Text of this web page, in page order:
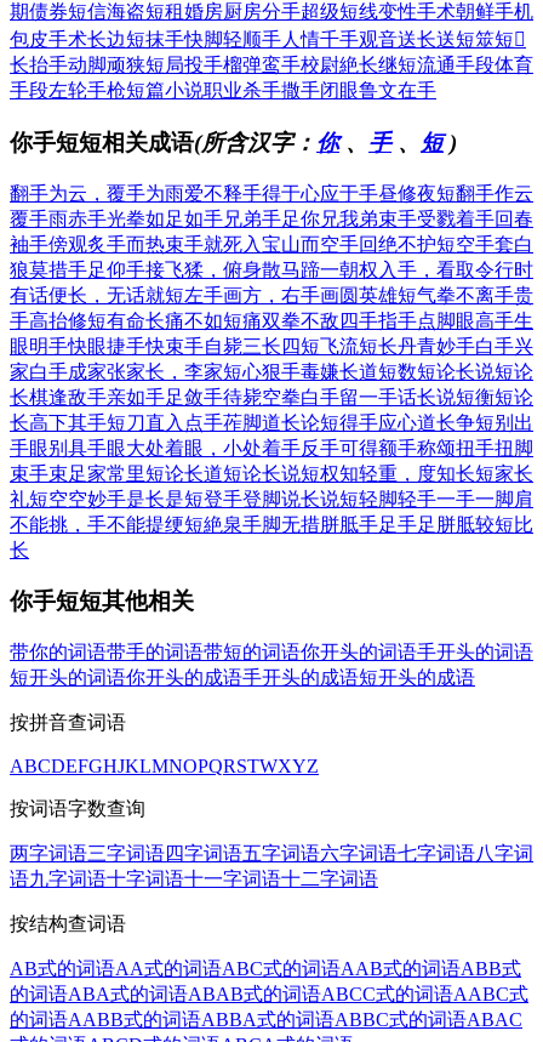
期债券短信海盗短租婚房厨房分手超级短线变性手术朝鲜手机
包皮手术长边短抹手快脚轻顺手人情千手观音送长送短筮短
长抬手动脚顽狭短局投手榴弹鸾手校尉絶长继短流通手段体育
手段左轮手枪短篇小说职业杀手撒手闭眼鲁文在手
你手短短相关成语(所含汉字： 你、 手、 短)
翻手为云，覆手为雨爱不释手得于心应于手昼修夜短翻手作云
覆手雨赤手光拳如足如手兄弟手足你兄我弟束手受戮着手回春
袖手傍观炙手而热束手就死入宝山而空手回绝不护短空手套白
狼莫措手足仰手接飞猱，俯身散马蹄一朝权入手，看取令行时
有话便长，无话就短左手画方，右手画圆英雄短气拳不离手贵
手高抬修短有命长痛不如短痛双拳不敌四手指手点脚眼高手生
眼明手快眼捷手快束手自毙三长四短飞流短长丹青妙手白手兴
家白手成家张家长，李家短心狠手毒嫌长道短数短论长说短论
长棋逢敌手亲如手足敛手待毙空拳白手留一手话长说短衡短论
长高下其手短刀直入 点手莋脚道长论短得手应心道长争短别出
手眼别具手眼大处着眼，小处着手反手可得额手称颂扭手扭脚
束手束足家常里短论长道短论长说短权知轻重，度知长短家长
礼短空空妙手是长是短登手登脚说长说短轻脚轻手一手一脚肩
不能挑，手不能提绠短絶泉手脚无措胼胝手足手足胼胝较短比
长
你手短短其他相关
带你的词语带手的词语带短的词语你开头的词语手开头的词语
短开头的词语你开头的成语手开头的成语短开头的成语
按拼音查词语
ABCDEFGHJKLMNOPQRSTWXYZ
按词语字数查询
两字词语三字词语四字词语五字词语六字词语七字词语八字词
语九字词语十字词语十一字词语十二字词语
按结构查词语
AB式的词语AA式的词语ABC式的词语AAB式的词语ABB式
的词语ABA式的词语ABAB式的词语ABCC式的词语AABC式
的词语AABB式的词语ABBA式的词语ABBC式的词语ABAC